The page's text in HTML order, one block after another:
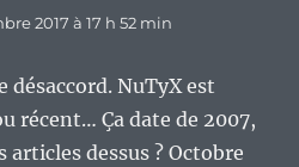
2017 à 17 h 52 min
désaccord. NuTyX est
récent… Ça date de 2007,
articles dessus ? Octobre